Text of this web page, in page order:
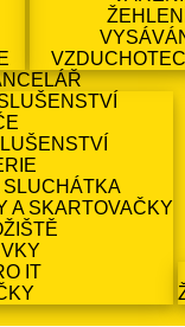
ŽEHLENÍ
SLUCHÁTKA
A SKARTOVAČKY
IT